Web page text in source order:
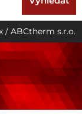
/ ABCtherm s.r.o.